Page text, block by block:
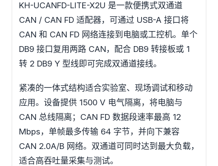
KH-UCANFD-LITE-X2U 是一款便携式双通道
CAN / CAN FD 适配器，可通过 USB-A 接口将
CAN 和 CAN FD 网络连接到电脑或工控机。单个
DB9 接口复用两路 CAN，配合 DB9 转接板或 1
转 2 DB9 Y 型线即可完成双通道接线。
紧凑的一体式结构适合实验室、现场调试和移动
应用。设备提供 1500 V 电气隔离，将电脑与
CAN 总线隔离；CAN FD 数据段速率最高 12
Mbps，单帧最多传输 64 字节，并向下兼容
CAN 2.0A/B 网络。双通道可同时达到最大负载，
适合高吞吐量采集与测试。